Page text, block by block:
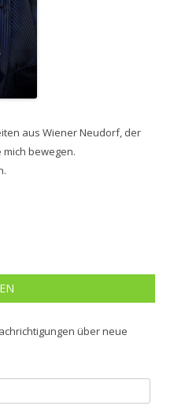
aus Wiener Neudorf, der
bewegen.
über neue